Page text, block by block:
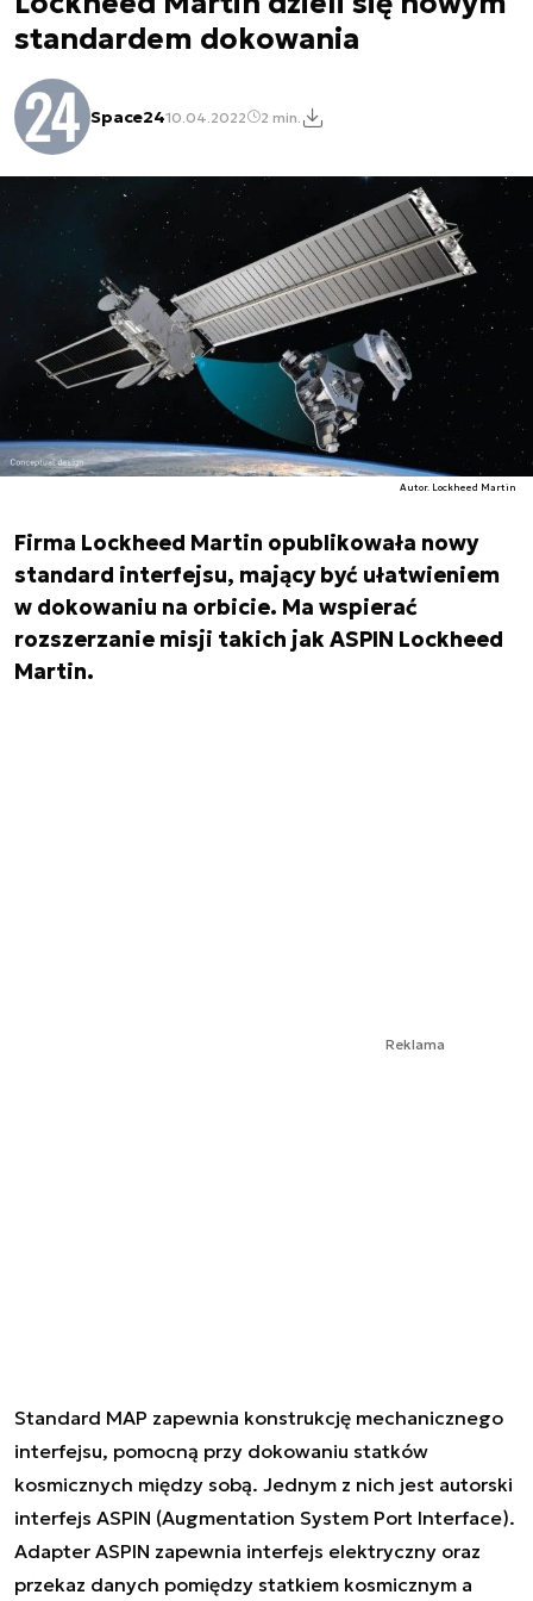
standardem dokowania
Space2410.04.2022 2 min.
Autor. Lockheed Martin
Firma Lockheed Martin opublikowała nowy
standard interfejsu, mający być ułatwieniem
w dokowaniu na orbicie. Ma wspierać
rozszerzanie misji takich jak ASPIN Lockheed
Martin.
Reklama
Standard MAP zapewnia konstrukcję mechanicznego
interfejsu, pomocną przy dokowaniu statków
kosmicznych między sobą. Jednym z nich jest autorski
interfejs ASPIN (Augmentation System Port Interface).
Adapter ASPIN zapewnia interfejs elektryczny oraz
przekaz danych pomiędzy statkiem kosmicznym a